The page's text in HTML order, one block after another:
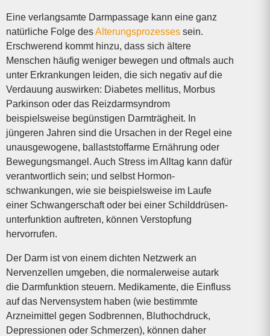
Eine verlangsamte Darmpassage kann eine ganz
natürliche Folge desAlterungsprozesses sein.
Erschwerend kommt hinzu, dass sich ältere
Menschen häufig weniger bewegen und oftmals auch
unter Erkrankungen leiden, die sich negativ auf die
Verdauung auswirken: Diabetes mellitus, Morbus
Parkinson oder das Reizdarmsyndrom
beispielsweise begünstigen Darmträgheit. In
jüngeren Jahren sind die Ursachen in der Regel eine
unausgewogene, ballaststoffarme Ernährung oder
Bewegungs­mangel. Auch Stress im Alltag kann dafür
verantwortlich sein; und selbst Hormon­
schwankungen, wie sie beispielsweise im Laufe
einer Schwangerschaft oder bei einer Schild­drüsen­
unterfunktion auftreten, können Verstopfung
hervorrufen.
Der Darm ist von einem dichten Netzwerk an
Nervenzellen umgeben, die normalerweise autark
die Darmfunktion steuern. Medikamente, die Einfluss
auf das Nervensystem haben (wie bestimmte
Arzneimittel gegen Sodbrennen, Bluthochdruck,
Depressionen oder Schmerzen), können daher